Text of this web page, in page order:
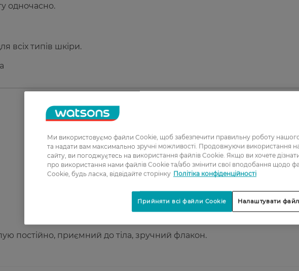
одночасно.
всіх типів шкіри.
1
2
3
5
постійно, приємний до тіла, зручний флакон.
Ми використовуємо файли Cookie, щоб забезпечити правильну роботу
та надати вам максимально зручні можливості. Продовжуючи використання
сайту, ви погоджуєтесь на використання файлів Cookie. Якщо ви хочете
про використання нами файлів Cookie та/або змінити свої вподобання щодо
Cookie, будь ласка, відвідайте сторінку Політіка конфіденційності
Налаштувати
Прийняти всі файли Cookie